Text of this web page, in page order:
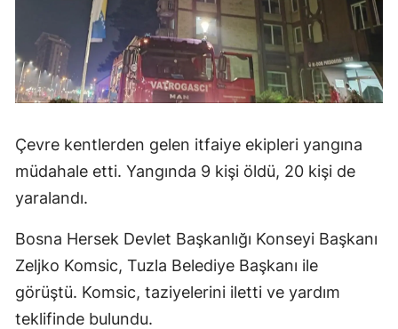
Çevre kentlerden gelen itfaiye ekipleri yangına
müdahale etti. Yangında 9 kişi öldü, 20 kişi de
yaralandı.
Bosna Hersek Devlet Başkanlığı Konseyi Başkanı
Zeljko Komsic, Tuzla Belediye Başkanı ile
görüştü. Komsic, taziyelerini iletti ve yardım
teklifinde bulundu.